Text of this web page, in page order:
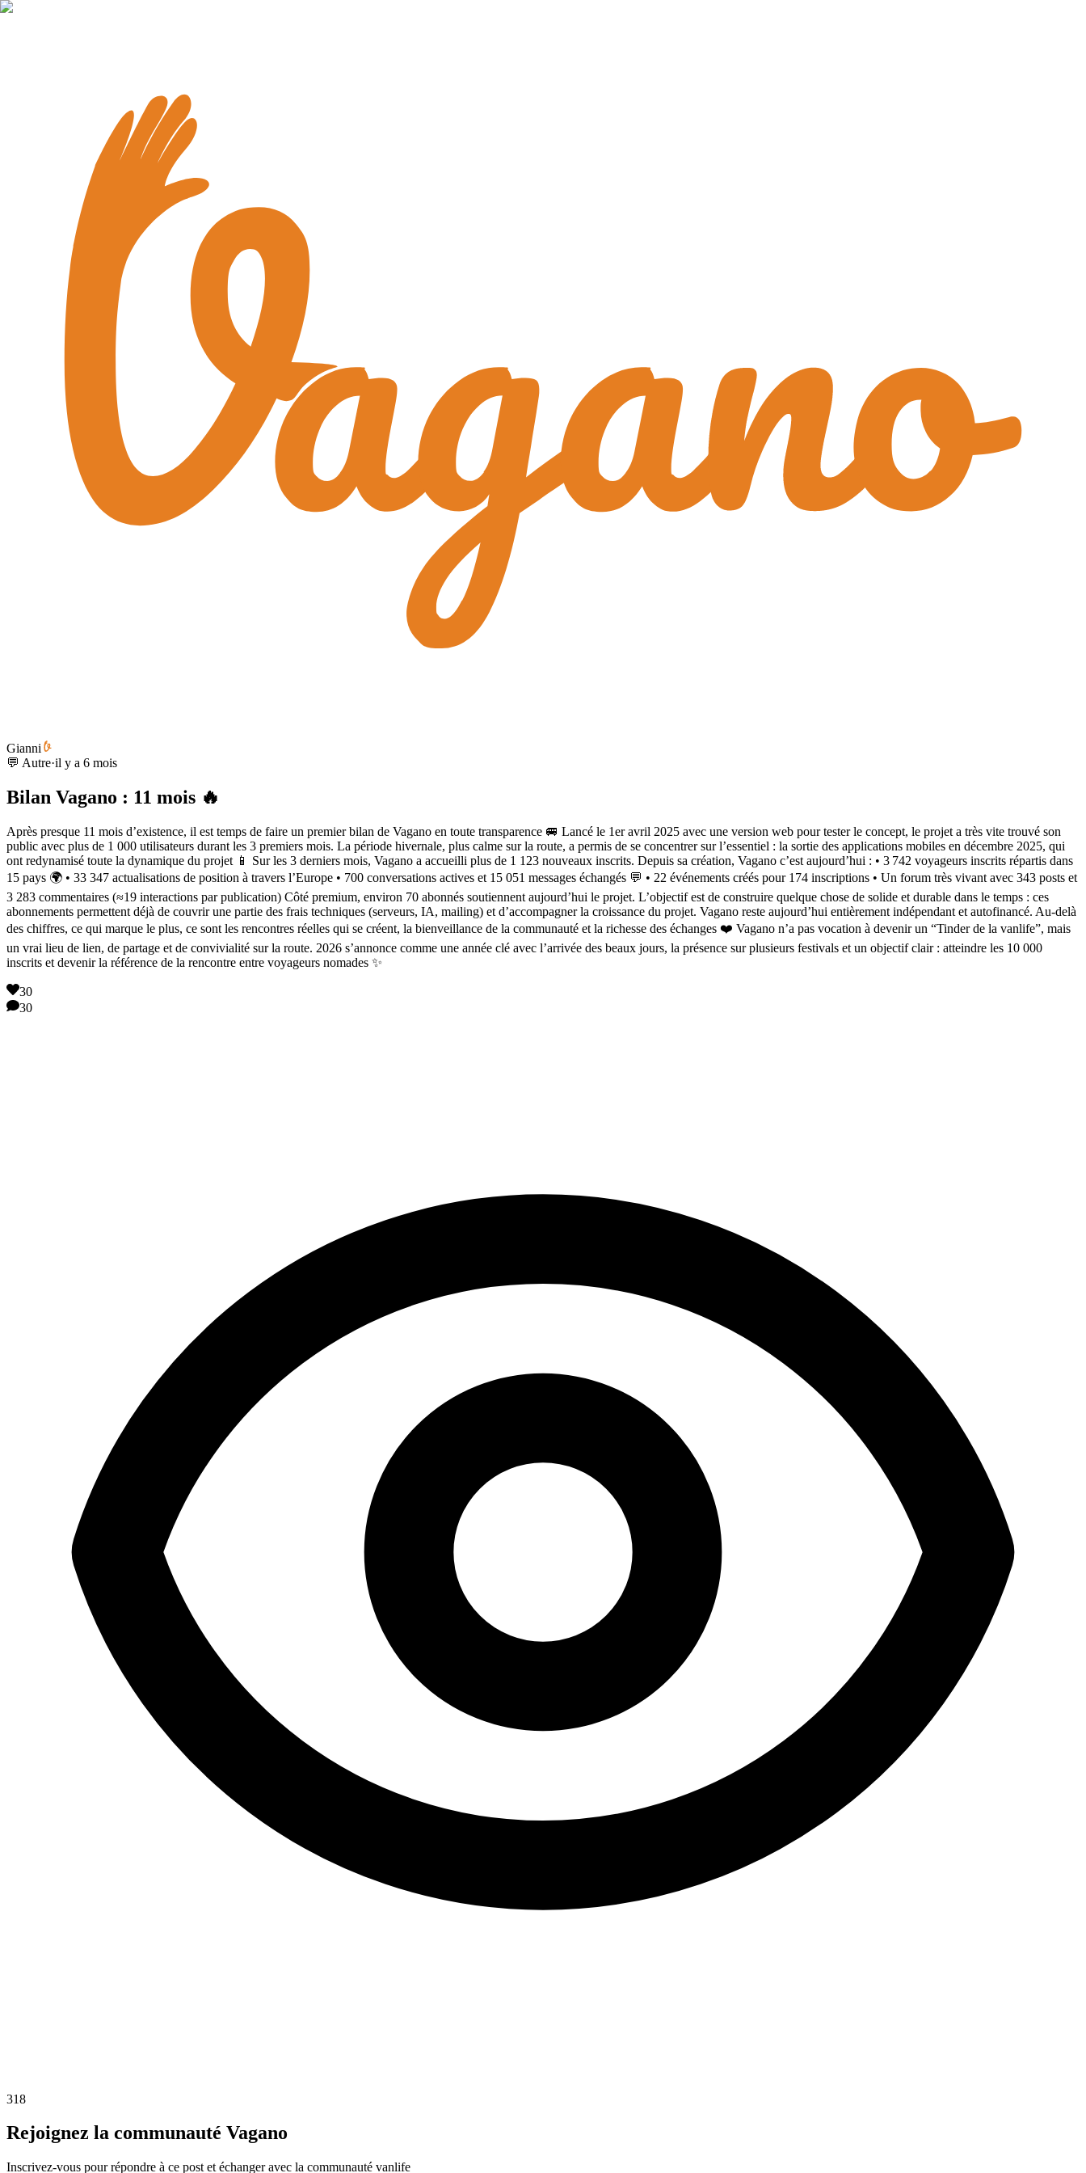
Gianni
💬 Autre·il y a 6 mois
Bilan Vagano : 11 mois 🔥
Après presque 11 mois d’existence, il est temps de faire un premier bilan de Vagano en toute transparence 🚐 Lancé le 1er avril 2025 avec une version web pour tester le concept, le projet a très vite trouvé son
public avec plus de 1 000 utilisateurs durant les 3 premiers mois. La période hivernale, plus calme sur la route, a permis de se concentrer sur l’essentiel : la sortie des applications mobiles en décembre 2025, qui
ont redynamisé toute la dynamique du projet 📱 Sur les 3 derniers mois, Vagano a accueilli plus de 1 123 nouveaux inscrits. Depuis sa création, Vagano c’est aujourd’hui : • 3 742 voyageurs inscrits répartis dans
15 pays 🌍 • 33 347 actualisations de position à travers l’Europe • 700 conversations actives et 15 051 messages échangés 💬 • 22 événements créés pour 174 inscriptions • Un forum très vivant avec 343 posts et
3 283 commentaires (≈19 interactions par publication) Côté premium, environ 70 abonnés soutiennent aujourd’hui le projet. L’objectif est de construire quelque chose de solide et durable dans le temps : ces
abonnements permettent déjà de couvrir une partie des frais techniques (serveurs, IA, mailing) et d’accompagner la croissance du projet. Vagano reste aujourd’hui entièrement indépendant et autofinancé. Au-delà
des chiffres, ce qui marque le plus, ce sont les rencontres réelles qui se créent, la bienveillance de la communauté et la richesse des échanges ❤️ Vagano n’a pas vocation à devenir un “Tinder de la vanlife”, mais
un vrai lieu de lien, de partage et de convivialité sur la route. 2026 s’annonce comme une année clé avec l’arrivée des beaux jours, la présence sur plusieurs festivals et un objectif clair : atteindre les 10 000
inscrits et devenir la référence de la rencontre entre voyageurs nomades ✨
30
30
318
Rejoignez la communauté Vagano
Inscrivez-vous pour répondre à ce post et échanger avec la communauté vanlife